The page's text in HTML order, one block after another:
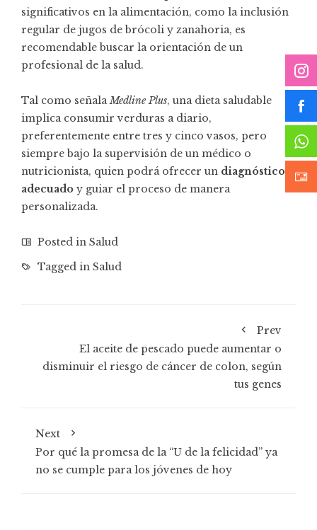
significativos en la alimentación, como la inclusión
regular de jugos de brócoli y zanahoria, es
recomendable buscar la orientación de un
profesional de la salud.
Tal como señalaMedline Plus, una dieta saludable
implica consumir verduras a diario,
preferentemente entre tres y cinco vasos, pero
siempre bajo la supervisión de un médico o
nutricionista, quien podrá ofrecer un diagnóstico
adecuado y guiar el proceso de manera
personalizada.
Posted in Salud
Tagged in Salud
Prev
El aceite de pescado puede aumentar o
disminuir el riesgo de cáncer de colon, según
tus genes
Next
Por qué la promesa de la “U de la felicidad” ya
no se cumple para los jóvenes de hoy